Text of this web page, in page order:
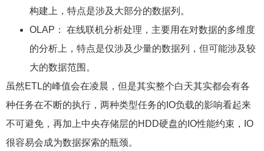
构建上，特点是涉及大部分的数据列。
OLAP： 在线联机分析处理，主要用在对数据的多维度
的分析上，特点是仅涉及少量的数据列，但可能涉及较
大的数据范围。
虽然ETL的峰值会在凌晨，但是其实整个白天其实都会有各
种任务在不断的执行，两种类型任务的IO负载的影响看起来
不可避免，再加上中央存储层的HDD硬盘的IO性能约束，IO
很容易会成为数据探索的瓶颈。